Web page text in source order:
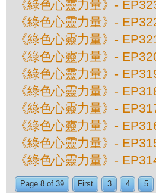
《綠色心靈力量》-
《綠色心靈力量》-
《綠色心靈力量》-
《綠色心靈力量》-
《綠色心靈力量》-
《綠色心靈力量》-
《綠色心靈力量》-
《綠色心靈力量》-
《綠色心靈力量》-
《綠色心靈力量》-
Page 8 of 39 First 3 4 5